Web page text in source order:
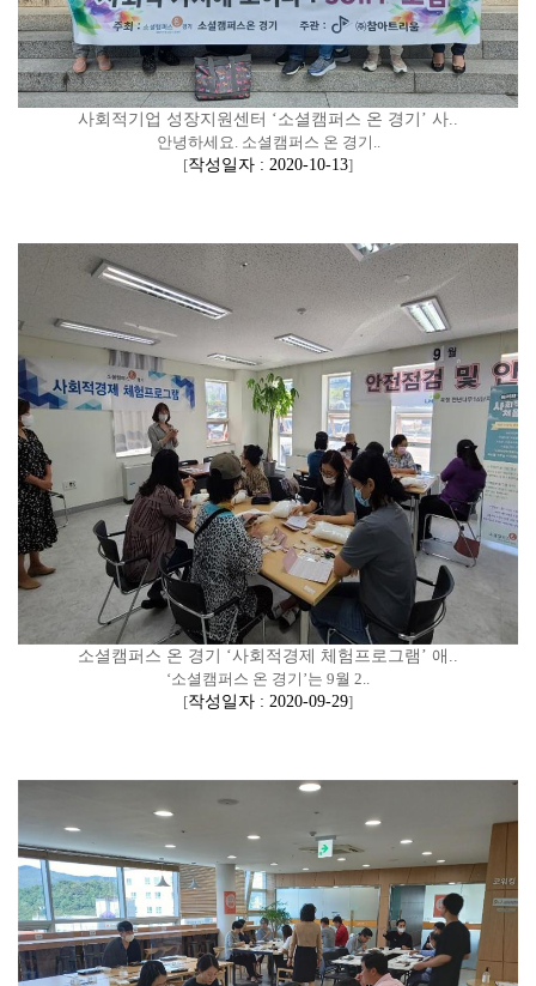
사회적기업 성장지원센터 ‘소셜캠퍼스 온 경기’ 사..
안녕하세요. 소셜캠퍼스 온 경기..
[작성일자 : 2020-10-13]
소셜캠퍼스 온 경기 ‘사회적경제 체험프로그램’ 애..
‘소셜캠퍼스 온 경기’는 9월 2..
[작성일자 : 2020-09-29]